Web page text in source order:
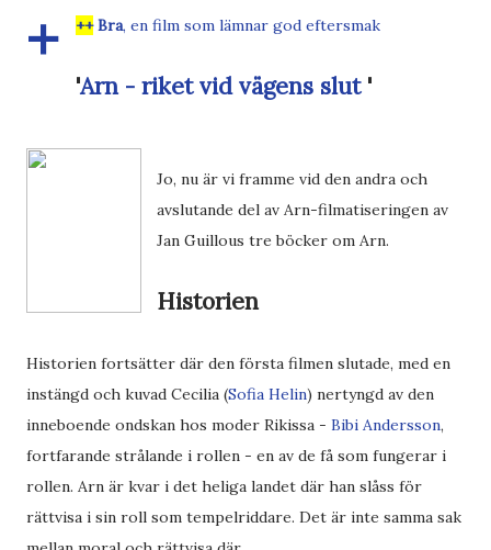
+ ++Bra, en film som lämnar god eftersmak
'Arn - riket vid vägens slut'
Jo, nu är vi framme vid den andra och
avslutande del av Arn-filmatiseringen av
Jan Guillous tre böcker om Arn.
Historien
Historien fortsätter där den första filmen slutade, med en
instängd och kuvad Cecilia (Sofia Helin) nertyngd av den
inneboende ondskan hos moder Rikissa - Bibi Andersson,
fortfarande strålande i rollen - en av de få som fungerar i
rollen. Arn är kvar i det heliga landet där han slåss för
rättvisa i sin roll som tempelriddare. Det är inte samma sak